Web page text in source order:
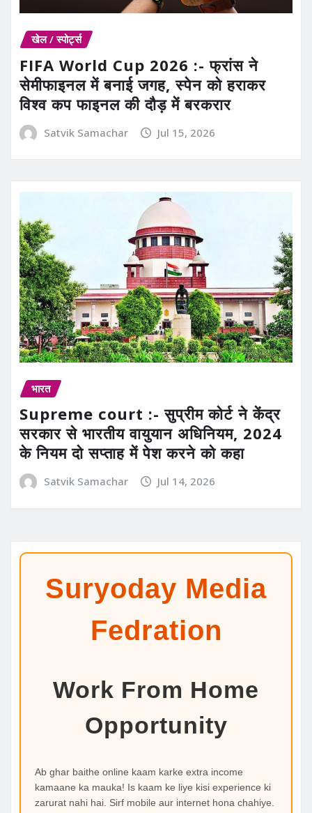
खेल / स्पोर्ट्स
FIFA World Cup 2026 :- फ्रांस ने
सेमीफाइनल में बनाई जगह, स्पेन को हराकर
विश्व कप फाइनल की दौड़ में बरकरार
Satvik Samachar Jul 15, 2026
भारत
Supreme court :- सुप्रीम कोर्ट ने केंद्र
सरकार से भारतीय वायुयान अधिनियम, 2024
के नियम दो सप्ताह में पेश करने को कहा
Satvik Samachar Jul 14, 2026
Suryoday Media
Fedration
Work From Home
Opportunity
Ab ghar baithe online kaam karke extra income
kamaane ka mauka! Is kaam ke liye kisi experience ki
zarurat nahi hai. Sirf mobile aur internet hona chahiye.